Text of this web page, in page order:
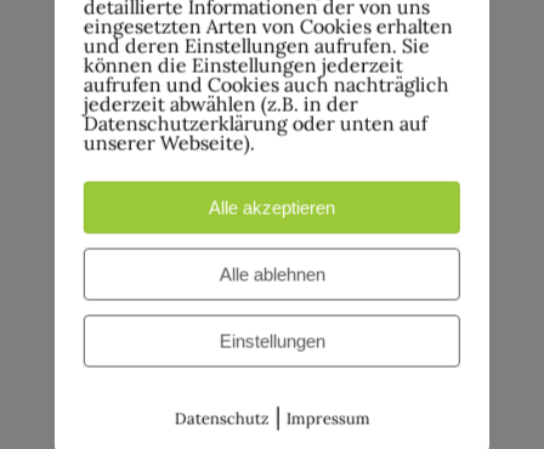
KatakombeKaiserstr. 1, Hagen,
Deutschland
€7.00
11
Altmetall – Tribute to Metal!
11.April , 20:00
Werkhof Hohenlimburg e.V. in der
Deutschland
detaillierte Informationen der von uns
eingesetzten Arten von Cookies erhalten
und deren Einstellungen aufrufen. Sie
können die Einstellungen jederzeit
aufrufen und Cookies auch nachträglich
jederzeit abwählen (z.B. in der
Datenschutzerklärung oder unten auf
unserer Webseite).
Alle akzeptieren
Alle ablehnen
Einstellungen
Datenschutz | Impressum